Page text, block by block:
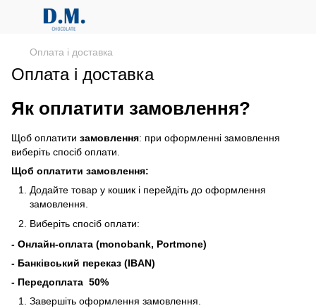
Оплата і доставка
Оплата і доставка
Як оплатити замовлення?
Щоб оплатити замовлення: при оформленні замовлення
виберіть спосіб оплати.
Щоб оплатити замовлення:
Додайте товар у кошик і перейдіть до оформлення
замовлення.
Виберіть спосіб оплати:
- Онлайн-оплата (monobank, Portmone)
- Банківський переказ (IBAN)
- Передоплата 50%
Завершіть оформлення замовлення.